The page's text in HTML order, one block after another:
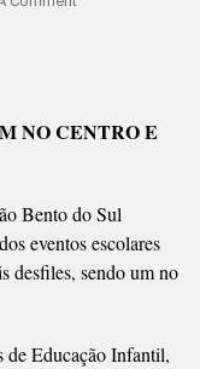
SETEMBRO
DEFINIDAS
NO CENTRO E
Bento do Sul
eventos escolares
desfiles, sendo um no
de Educação Infantil,